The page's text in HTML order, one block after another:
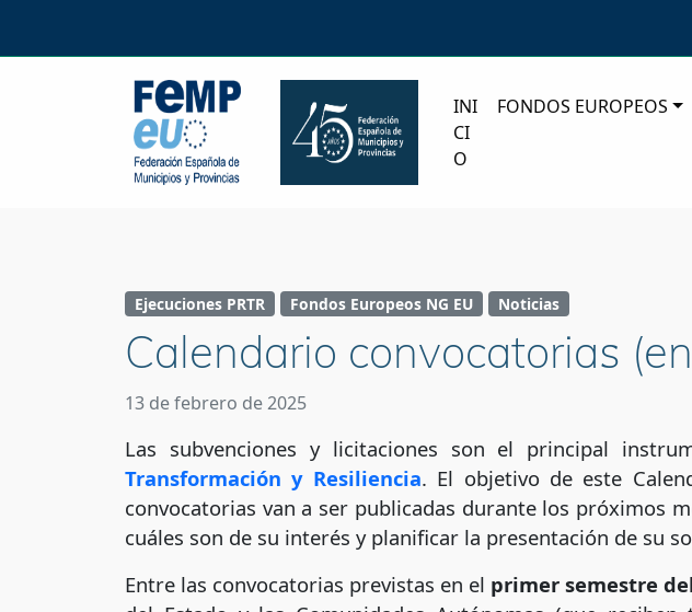
INI
CI
O
FONDOS EUROPEOS
Ejecuciones PRTR Fondos Europeos NG EU Noticias
Calendario convocatorias
13 de febrero de 2025
Las subvenciones y licitaciones son el principal
Transformación y Resiliencia. El objetivo de este
convocatorias van a ser publicadas durante los próximos
cuáles son de su interés y planificar la presentación de su
Entre las convocatorias previstas en el primer semestre